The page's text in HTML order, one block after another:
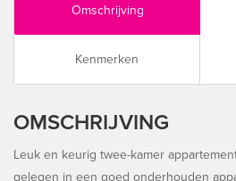
Omschrijving
Kenmerken
OMSCHRIJVING
Leuk en keurig twee-kamer
gelegen in een goed onderhouden